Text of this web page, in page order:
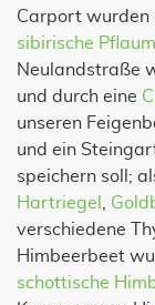
Carport wurden
sibirische
Neulandstraße
und durch eine
unseren
und ein
speichern soll;
Hartriegel
verschiedene
Himbeerbeet
schottische